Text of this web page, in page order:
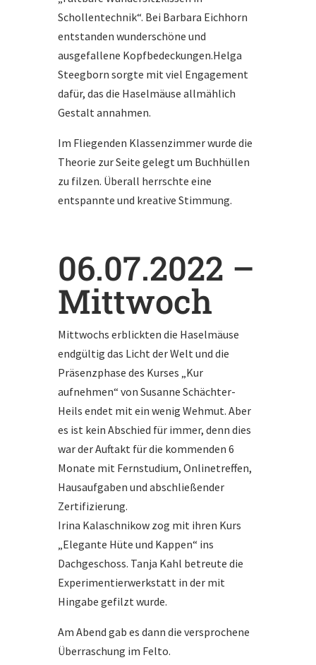
Schollentechnik“. Bei Barbara Eichhorn
entstanden wunderschöne und
ausgefallene Kopfbedeckungen.Helga
Steegborn sorgte mit viel Engagement
dafür, das die Haselmäuse allmählich
Gestalt annahmen.
Im Fliegenden Klassenzimmer wurde die
Theorie zur Seite gelegt um Buchhüllen
zu filzen. Überall herrschte eine
entspannte und kreative Stimmung.
06.07.2022 –
Mittwoch
Mittwochs erblickten die Haselmäuse
endgültig das Licht der Welt und die
Präsenzphase des Kurses „Kur
aufnehmen“ von Susanne Schächter-
Heils endet mit ein wenig Wehmut. Aber
es ist kein Abschied für immer, denn dies
war der Auftakt für die kommenden 6
Monate mit Fernstudium, Onlinetreffen,
Hausaufgaben und abschließender
Zertifizierung.
Irina Kalaschnikow zog mit ihren Kurs
„Elegante Hüte und Kappen“ ins
Dachgeschoss. Tanja Kahl betreute die
Experimentierwerkstatt in der mit
Hingabe gefilzt wurde.
Am Abend gab es dann die versprochene
Überraschung im Felto.